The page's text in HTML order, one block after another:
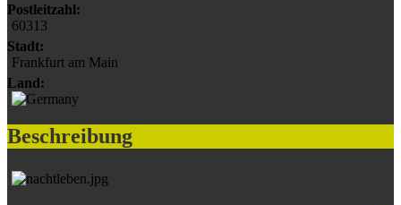
Postleitzahl:
60313
Stadt:
Frankfurt am Main
Land:
Beschreibung